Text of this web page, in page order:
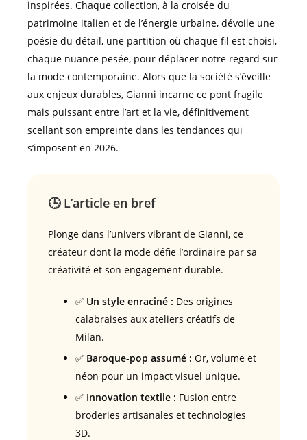
inspirées. Chaque collection, à la croisée du
patrimoine italien et de l’énergie urbaine, dévoile une
poésie du détail, une partition où chaque fil est choisi,
chaque nuance pesée, pour déplacer notre regard sur
la mode contemporaine. Alors que la société s’éveille
aux enjeux durables, Gianni incarne ce pont fragile
mais puissant entre l’art et la vie, définitivement
scellant son empreinte dans les tendances qui
s’imposent en 2026.
🕒 L’article en bref
Plonge dans l’univers vibrant de Gianni, ce
créateur dont la mode défie l’ordinaire par sa
créativité et son engagement durable.
✅ Un style enraciné : Des origines
calabraises aux ateliers créatifs de
Milan.
✅ Baroque-pop assumé : Or, volume et
néon pour un impact visuel unique.
✅ Innovation textile : Fusion entre
broderies artisanales et technologies
3D.